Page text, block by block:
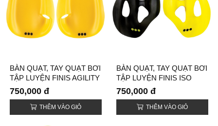
BÀN QUẠT, TAY QUẠT BƠI
TẬP LUYỆN FINIS AGILITY
FLOATING (AGILITY
PADDLES FLOATING)
750,000 đ
THÊM VÀO GIỎ
BÀN QUẠT, TAY QUẠT BƠI
TẬP LUYỆN FINIS ISO
(ISO PADDLES)
750,000 đ
THÊM VÀO GIỎ